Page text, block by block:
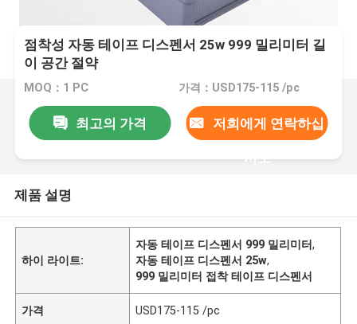
점착성 자동 테이프 디스펜서 25w 999 밀리미터 길
이 공간 절약
MOQ：1 PC 가격：USD175-115 /pc
최고의 가격 저희에게 연락하십
시오
제품 설명
하이 라이트:
자동 테이프 디스펜서 999 밀리미터,
자동 테이프 디스펜서 25w,
999 밀리미터 접착 테이프 디스펜서
가격 USD175-115 /pc